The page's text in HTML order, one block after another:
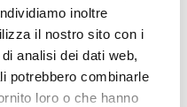
inoltre
il nostro sito con i
analisi dei dati web,
potrebbero combinarle
loro o che hanno